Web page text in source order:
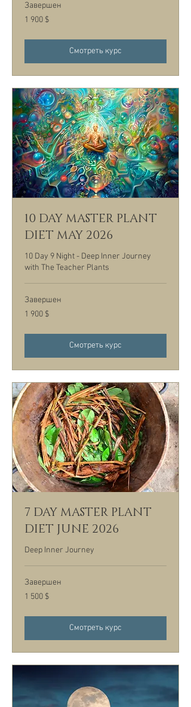
Завершен
1 900
долларов
1 900 $
Смотреть курс
10 DAY MASTER PLANT
DIET MAY 2026
10 Day 9 Night - Deep Inner Journey
with The Teacher Plants
Завершен
1 900
долларов
1 900 $
Смотреть курс
7 DAY MASTER PLANT
DIET JUNE 2026
Deep Inner Journey
Завершен
1 500
долларов
1 500 $
Смотреть курс